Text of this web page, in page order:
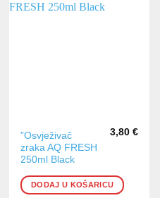
”Osvježivač
zraka AQ FRESH
250ml Black
3,80 €
DODAJ U KOŠARICU